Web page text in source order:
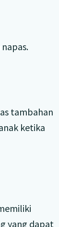
tambahan
ketika
yang dapat